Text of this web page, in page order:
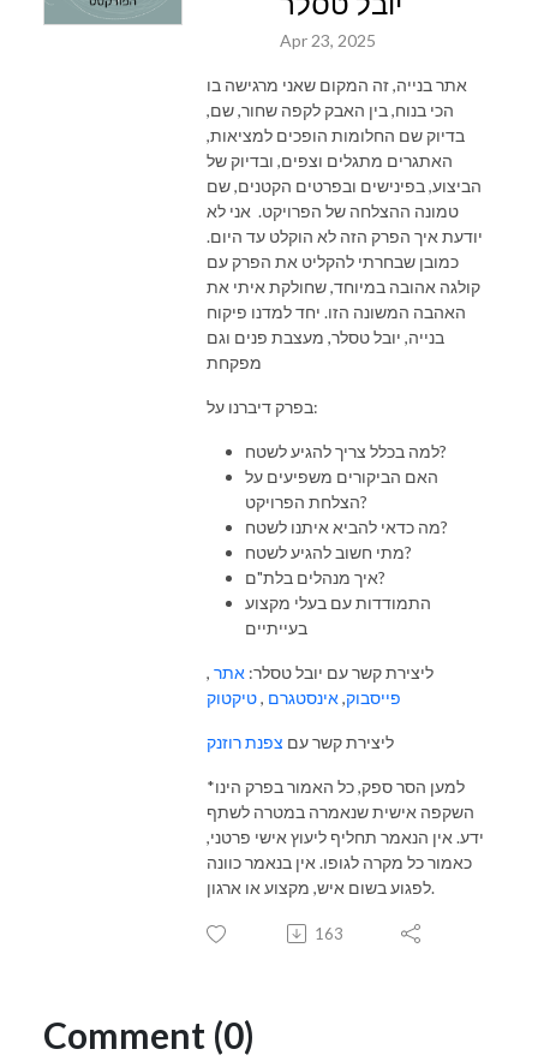
בדרך הביתה הוא הפודקאסט המושלם עבור כל מי שחולם על בית ופוחד
המאזינים לומדים מהמומחים המובילים בתחום ומקבלים את הכלים הדרושים
להם כדי להפוך את החלום שלהם למציאות.
Apr 23, 2025
אתר בנייה, זה המקום שאני מרגישה בו
הכי בנוח, בין האבק לקפה שחור, שם,
בדיוק שם החלומות הופכים למציאות,
האתגרים מתגלים וצפים, ובדיוק של
הביצוע, בפינישים ובפרטים הקטנים, שם
טמונה ההצלחה של הפרויקט. אני לא
יודעת איך הפרק הזה לא הוקלט עד היום.
כמובן שבחרתי להקליט את הפרק עם
קולגה אהובה במיוחד, שחולקת איתי את
האהבה המשונה הזו. יחד למדנו פיקוח
בנייה, יובל טסלר, מעצבת פנים וגם
בפרק דיברנו על:
למה בכלל צריך להגיע לשטח?
האם הביקורים משפיעים על
הצלחת הפרויקט?
מה כדאי להביא איתנו לשטח?
מתי חשוב להגיע לשטח?
איך מנהלים בלת"ם?
התמודדות עם בעלי מקצוע
בעייתיים
ליצירת קשר עם יובל טסלר: אתר ,
פייסבוק,אינסטגרם ,טיקטוק
ליצירת קשר עם צפנת רוזנק
*למען הסר ספק, כל האמור בפרק הינו
השקפה אישית שנאמרה במטרה לשתף
ידע. אין הנאמר תחליף ליעוץ אישי פרטני,
כאמור כל מקרה לגופו. אין בנאמר כוונה
לפגוע בשום איש, מקצוע או ארגון.
163
Comment (0)